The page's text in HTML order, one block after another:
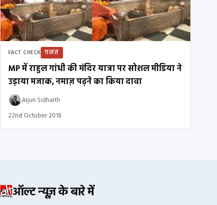
FACT CHECK ग़लत
MP में राहुल गांधी की मंदिर यात्रा पर सोशल मीडिया ने
उड़ाया मजाक, नमाज़ पढ़ने का किया दावा
Arjun Sidharth
22nd October 2018
ऑल्ट न्यूज़ के बारे में